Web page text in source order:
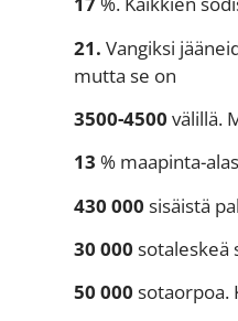
21. Vangiksi
mutta se on
3500-4500 välillä.
13% maapinta-
430 000 sisäistä
30 000 sotaleskeä
50 000 sotaorpoa.